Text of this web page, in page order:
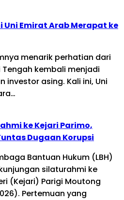
Uni Emirat Arab Merapat ke
menarik perhatian dari
Tengah kembali menjadi
asing. Kali ini, Uni
ke Kejari Parimo,
Dugaan Korupsi
Bantuan Hukum (LBH)
silaturahmi ke
(Kejari) Parigi Moutong
Pertemuan yang